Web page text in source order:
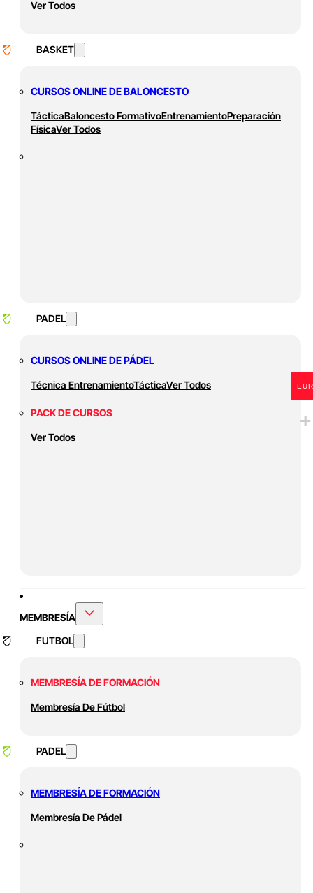
Ver Todos
BASKET
CURSOS ONLINE DE BALONCESTO
TácticaBaloncesto FormativoEntrenamientoPreparación
FísicaVer Todos
PADEL
CURSOS ONLINE DE PÁDEL
Técnica EntrenamientoTácticaVer Todos
PACK DE CURSOS
Ver Todos
MEMBRESÍA
FUTBOL
MEMBRESÍA DE FORMACIÓN
Membresía De Fútbol
PADEL
MEMBRESÍA DE FORMACIÓN
Membresía De Pádel
EUR